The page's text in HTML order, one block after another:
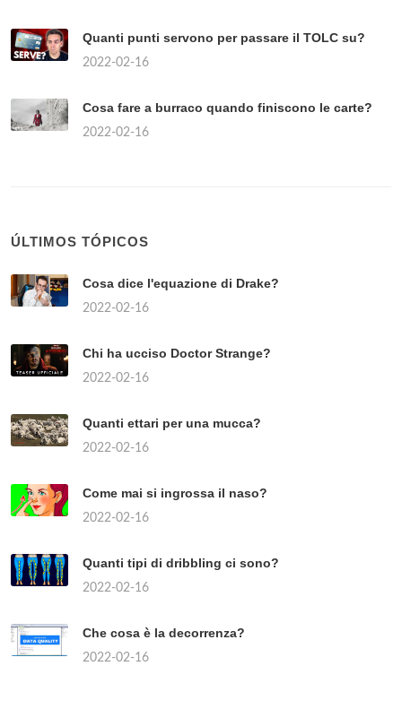
Quanti punti servono per passare il TOLC su?
2022-02-16
Cosa fare a burraco quando finiscono le carte?
2022-02-16
ÚLTIMOS TÓPICOS
Cosa dice l'equazione di Drake?
2022-02-16
Chi ha ucciso Doctor Strange?
2022-02-16
Quanti ettari per una mucca?
2022-02-16
Come mai si ingrossa il naso?
2022-02-16
Quanti tipi di dribbling ci sono?
2022-02-16
Che cosa è la decorrenza?
2022-02-16